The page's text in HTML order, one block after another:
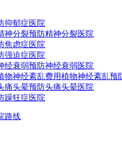
抑郁症医院
神分裂预防精神分裂医院
焦虑症医院
强迫症医院
经衰弱预防神经衰弱医院
物神经紊乱费用植物神经紊乱预
痛头晕预防头痛头晕医院
躁狂症医院
路线